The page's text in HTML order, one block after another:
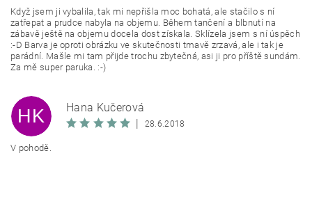
Když jsem ji vybalila, tak mi nepřišla moc bohatá, ale stačilo s ní
zatřepat a prudce nabyla na objemu. Během tančení a blbnutí na
zábavě ještě na objemu docela dost získala. Sklízela jsem s ní úspěch
:-D Barva je oproti obrázku ve skutečnosti tmavě zrzavá, ale i tak je
parádní. Mašle mi tam přijde trochu zbytečná, asi ji pro příště sundám.
Za mě super paruka. :-)
HK
Hana Kučerová
|
28.6.2018
V pohodě.